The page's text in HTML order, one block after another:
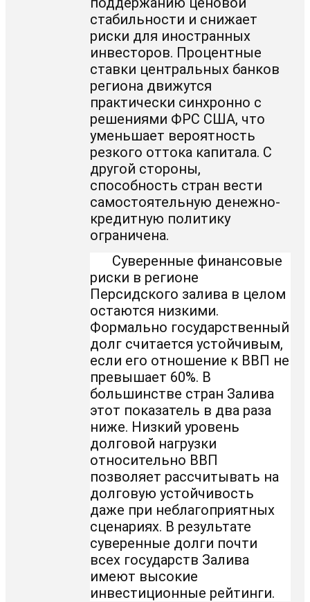
стабильности и снижает
риски для иностранных
инвесторов. Процентные
ставки центральных банков
региона движутся
практически синхронно с
решениями ФРС США, что
уменьшает вероятность
резкого оттока капитала. С
другой стороны,
способность стран вести
самостоятельную денежно-
кредитную политику
ограничена.
Суверенные финансовые
риски в регионе
Персидского залива в целом
остаются низкими.
Формально государственный
долг считается устойчивым,
если его отношение к ВВП не
превышает 60%. В
большинстве стран Залива
этот показатель в два раза
ниже. Низкий уровень
долговой нагрузки
относительно ВВП
позволяет рассчитывать на
долговую устойчивость
даже при неблагоприятных
сценариях. В результате
суверенные долги почти
всех государств Залива
имеют высокие
инвестиционные рейтинги.